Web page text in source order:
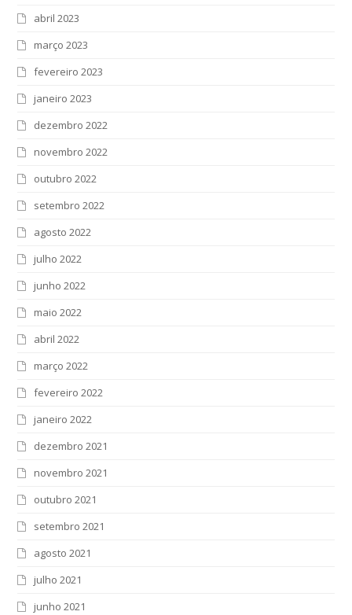
abril 2023
março 2023
fevereiro 2023
janeiro 2023
dezembro 2022
novembro 2022
outubro 2022
setembro 2022
agosto 2022
julho 2022
junho 2022
maio 2022
abril 2022
março 2022
fevereiro 2022
janeiro 2022
dezembro 2021
novembro 2021
outubro 2021
setembro 2021
agosto 2021
julho 2021
junho 2021